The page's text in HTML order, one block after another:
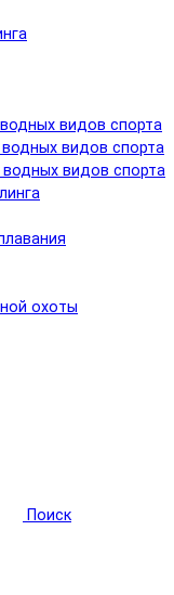
видов спорта
видов спорта
видов спорта
охоты
Поиск